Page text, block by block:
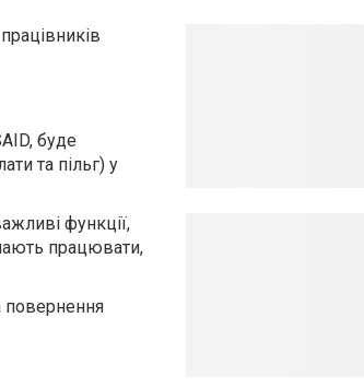
буде
та пільг) у
функції,
працювати,
повернення